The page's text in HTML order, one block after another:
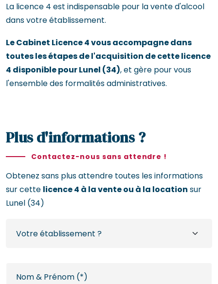
La licence 4 est indispensable pour la vente d'alcool
dans votre établissement.
Le Cabinet Licence 4 vous accompagne dans
toutes les étapes de l'acquisition de cette licence
4 disponible pour Lunel (34), et gère pour vous
l'ensemble des formalités administratives.
Plus d'informations ?
Contactez-nous sans attendre !
Obtenez sans plus attendre toutes les informations
sur cette licence 4 à la vente ou à la location sur
Lunel (34)